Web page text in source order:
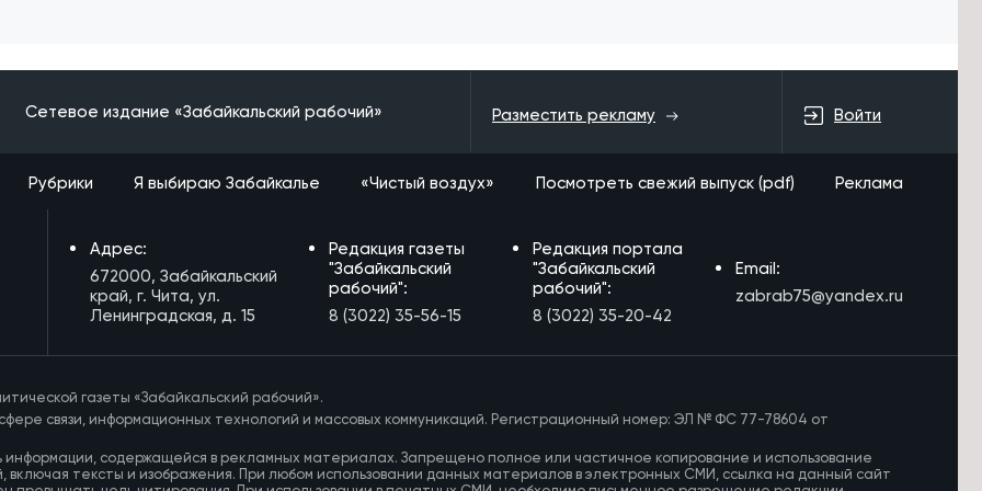
Сетевое издание «Забайкальский рабочий» Разместить рекламу Войти
Рубрики Я выбираю Забайкалье «Чистый воздух» Посмотреть свежий выпуск (pdf) Реклама
Адрес:
672000, Забайкальский
край, г. Чита, ул.
Ленинградская, д. 15
Редакция газеты
"Забайкальский
рабочий":
8 (3022) 35-56-15
Редакция портала
"Забайкальский
рабочий":
8 (3022) 35-20-42
Email:
zabrab75@yandex.ru
газеты «Забайкальский рабочий».
связи, информационных технологий и массовых коммуникаций. Регистрационный номер: ЭЛ № ФС 77-78604 от
информации, содержащейся в рекламных материалах. Запрещено полное или частичное копирование и использование
тексты и изображения. При любом использовании данных материалов в электронных СМИ, ссылка на данный сайт